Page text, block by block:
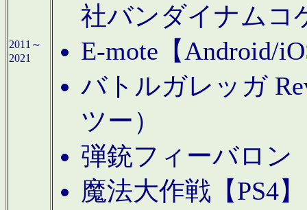
2011～
2021
社バンダイナムコ
E-mote【Android/
バトルガレッガ
ツー）
弾銃フィーバロン
魔法大作戦【PS4